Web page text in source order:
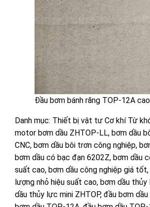
Đầu bơm bánh răng TOP-12A
Danh mục: Thiết bị vật tư Cơ khí Từ
motor bơm dầu ZHTOP-LL, bơm dầu
CNC, bơm dầu bôi trơn công nghiệp,
bơm dầu có bạc đạn 6202Z, bơm dầu
suất cao, bơm dầu công nghiệp giá tốt,
lượng nhỏ hiệu suất cao, bơm dầu thủy
dầu thủy lực mini ZHTOP, đầu bơm